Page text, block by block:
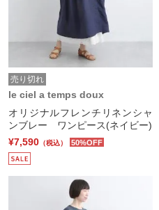
売り切れ
le ciel a temps doux
オリジナルフレンチリネンシャ
ンブレー ワンピース(ネイビー)
¥7,590 （税込） 50%OFF